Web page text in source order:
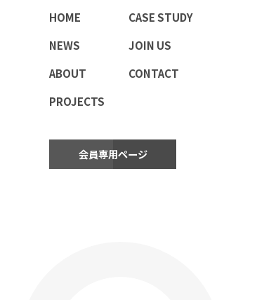
HOME
NEWS
ABOUT
PROJECTS
CASE STUDY
JOIN US
CONTACT
会員専用ページ